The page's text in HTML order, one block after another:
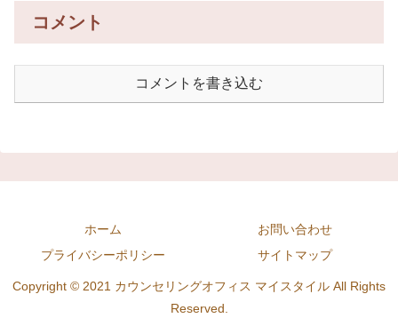
コメント
コメントを書き込む
ホーム
お問い合わせ
プライバシーポリシー
サイトマップ
Copyright © 2021 カウンセリングオフィス マイスタイル All Rights
Reserved.